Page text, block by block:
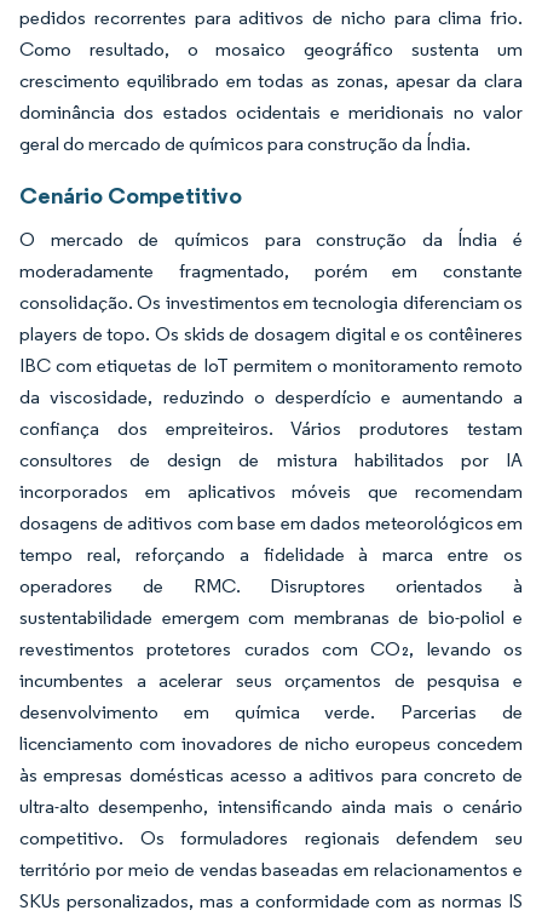
pedidos recorrentes para aditivos de nicho para clima frio.
Como resultado, o mosaico geográfico sustenta um
crescimento equilibrado em todas as zonas, apesar da clara
dominância dos estados ocidentais e meridionais no valor
geral do mercado de químicos para construção da Índia.
Cenário Competitivo
O mercado de químicos para construção da Índia é
moderadamente fragmentado, porém em constante
consolidação. Os investimentos em tecnologia diferenciam os
players de topo. Os skids de dosagem digital e os contêineres
IBC com etiquetas de IoT permitem o monitoramento remoto
da viscosidade, reduzindo o desperdício e aumentando a
confiança dos empreiteiros. Vários produtores testam
consultores de design de mistura habilitados por IA
incorporados em aplicativos móveis que recomendam
dosagens de aditivos com base em dados meteorológicos em
tempo real, reforçando a fidelidade à marca entre os
operadores de RMC. Disruptores orientados à
sustentabilidade emergem com membranas de bio-poliol e
revestimentos protetores curados com CO₂, levando os
incumbentes a acelerar seus orçamentos de pesquisa e
desenvolvimento em química verde. Parcerias de
licenciamento com inovadores de nicho europeus concedem
às empresas domésticas acesso a aditivos para concreto de
ultra-alto desempenho, intensificando ainda mais o cenário
competitivo. Os formuladores regionais defendem seu
território por meio de vendas baseadas em relacionamentos e
SKUs personalizados, mas a conformidade com as normas IS